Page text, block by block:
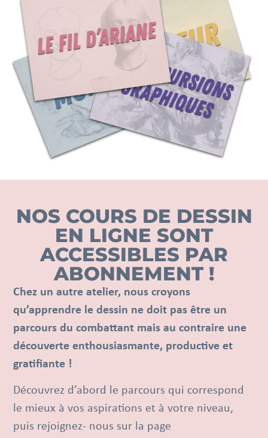
NOS COURS DE DESSIN
EN LIGNE SONT
ACCESSIBLES PAR
ABONNEMENT !
Chez un autre atelier, nous croyons
qu’apprendre le dessin ne doit pas être un
parcours du combattant mais au contraire une
découverte enthousiasmante, productive et
gratifiante !
Découvrez d’abord le parcours qui correspond
le mieux à vos aspirations et à votre niveau,
puis rejoignez- nous sur la page